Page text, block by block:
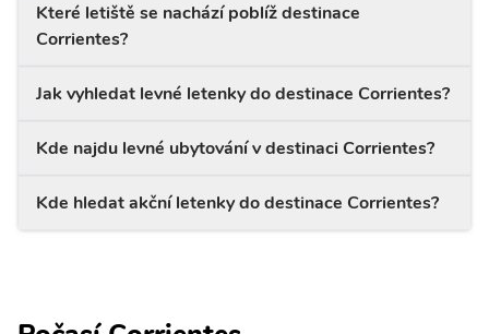
Které letiště se nachází poblíž destinace
Corrientes?
Jak vyhledat levné letenky do destinace Corrientes?
Kde najdu levné ubytování v destinaci Corrientes?
Kde hledat akční letenky do destinace Corrientes?